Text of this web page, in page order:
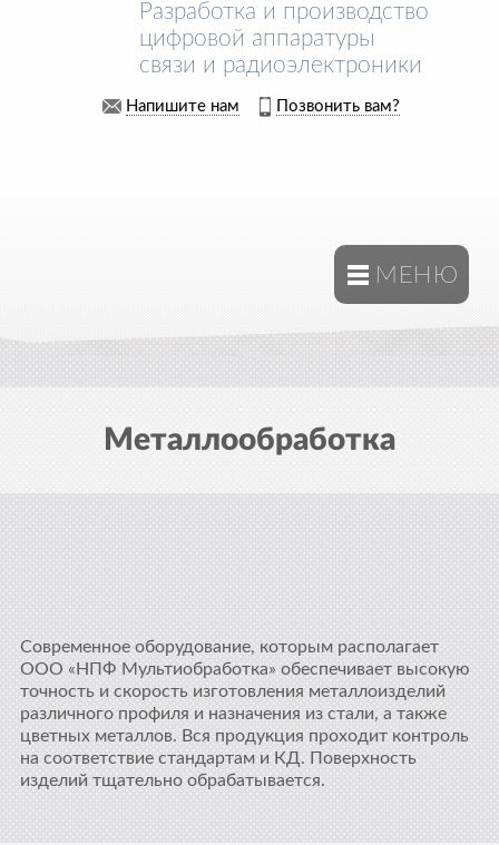
Разработка и производство
цифровой аппаратуры
связи и радиоэлектроники
Напишите нам Позвонить вам?
МЕНЮ
Металлообработка
Современное оборудование, которым располагает
ООО «НПФ Мультиобработка» обеспечивает высокую
точность и скорость изготовления металлоизделий
различного профиля и назначения из стали, а также
цветных металлов. Вся продукция проходит контроль
на соответствие стандартам и КД. Поверхность
изделий тщательно обрабатывается.